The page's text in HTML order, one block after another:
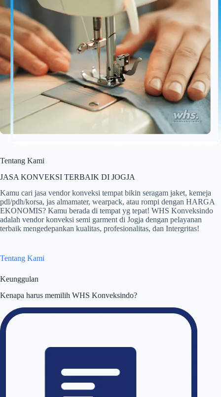
Tentang Kami
JASA KONVEKSI TERBAIK DI JOGJA
Kamu cari jasa vendor konveksi tempat bikin seragam jaket, kemeja
pdl/pdh/korsa, jas almamater, wearpack, atau rompi dengan HARGA
EKONOMIS? Kamu berada di tempat yg tepat! WHS Konveksindo
adalah vendor konveksi semi garment di Jogja dengan pelayanan
terbaik mengedepankan kualitas, profesionalitas, dan Intergritas!
Tentang Kami
Keunggulan
Kenapa harus memilih WHS Konveksindo?